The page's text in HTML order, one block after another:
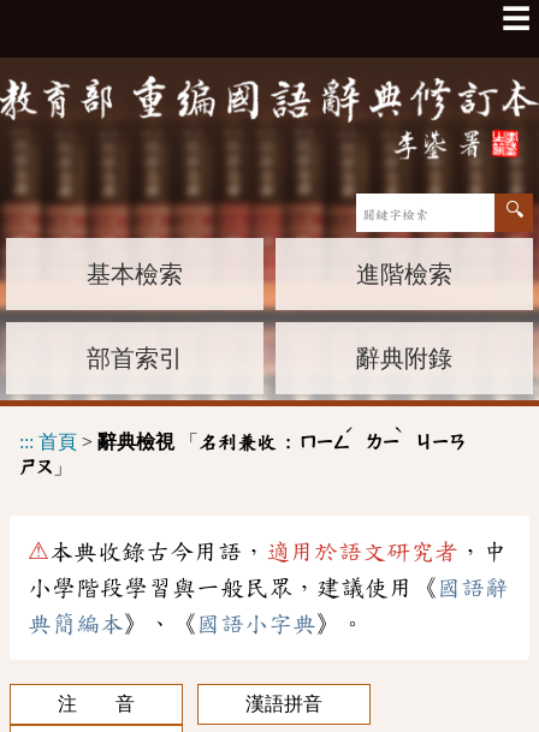
☰
基本檢索 進階檢索
部首索引 辭典附錄
::: 首頁 > 辭典檢視「 名利兼收 : ㄇㄧㄥ
ˊ
ㄌㄧ
ˋ
ㄐㄧㄢ
ㄕㄡ 」
⚠本典收錄古今用語， 適用於語文研究者 ，中
小學階段學習與一般民眾，建議使用《 國語辭
典簡編本》、《 國語小字典》。
注 音
漢語拼音